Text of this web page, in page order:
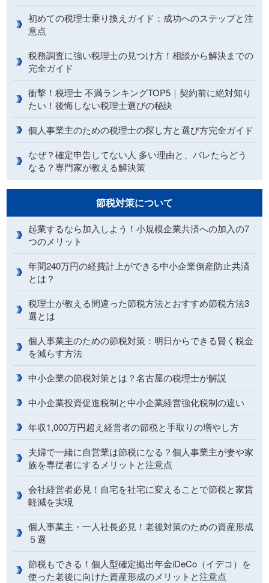
初めての税理士乗り換えガイド：成功へのステップと注
意点
税務調査に強い税理士の見つけ方！相談から解決までの
完全ガイド
衝撃！税理士 不満ランキングTOP5｜契約前に絶対知り
たい！後悔しない税理士選びの秘訣
個人事業主のための税理士の探し方と選び方完全ガイド
なぜ？確定申告してない人 多い理由と、バレたらどう
なる？専門家が教える解決策
節税対策について
起業するなら加入しよう！小規模企業共済への加入の7
つのメリット
年間240万円の経費計上ができる中小企業倒産防止共済
とは？
税理士が教える間違った節税方法とおすすめ節税方法3
選とは
個人事業主のための節税対策：明日からできる賢く税金
を減らす方法
中小企業の節税対策とは？名古屋の税理士が解説
中小企業投資促進税制と中小企業経営強化税制の違い
年収1,000万円超え経営者の節税と手取りの増やし方
夫婦で一緒に自営業は節税になる？個人事業主が妻や家
族を専従者にするメリットと注意点
会社経営者必見！自宅を社宅に変えることで節税と家賃
軽減を実現
個人事業主・一人社長必見！老後対策のための資産形成
５選
節税もできる！個人型確定拠出年金iDeCo（イデコ）を
使った老後に向けた資産形成のメリットと注意点